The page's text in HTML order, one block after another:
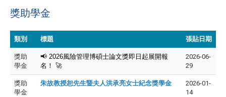
獎助學金
類別 標題 張貼日期
獎助
學金
📢 2026風險管理博碩士論文獎即日起展開報
名！ 🚀
2026-06-
29
獎助
學金
朱故教授恕先生暨夫人洪承亮女士紀念獎學金
2026-01-
14